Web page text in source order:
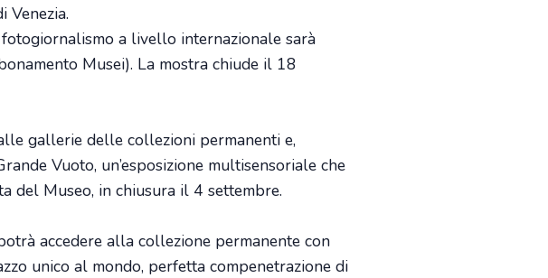
Venezia.
a livello internazionale sarà
Musei). La mostra chiude il 18
gallerie delle collezioni permanenti e,
Vuoto, un’esposizione multisensoriale che
del Museo, in chiusura il 4 settembre.
accedere alla collezione permanente con
unico al mondo, perfetta compenetrazione di